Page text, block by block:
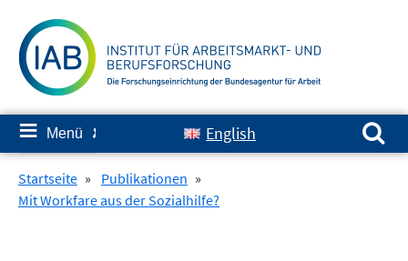
zum
Inhalt
≡ Menü ✘ English
Suchen nach:
Startseite » Publikationen »
Mit Workfare aus der Sozialhilfe?